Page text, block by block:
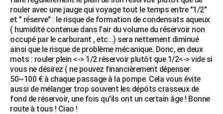
rouler avec une jauge qui voyage tout le temps entre "1/2"
et " réserve" : le risque de formation de condensats aqueux
( humidité contenue dans l'air du volume du réservoir non
occupé par le carburant , etc...) sera nettement diminué
ainsi que le risque de problème mécanique. Donc, en deux
mots : rouler plein <-> 1/2 réservoir plutôt que 1/2<-> vide si
vous ne désirez ( ne pouvez financièrement dépenser
50~100 € à chaque passage à la pompe. Cela vous évite
aussi de mélanger trop souvent les dépôts crasseux de
fond de réservoir, une fois qu'ils ont un certain âge ! Bonne
route à tous ! Ciao !